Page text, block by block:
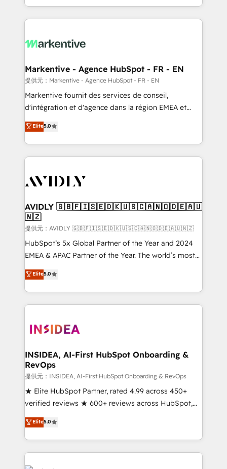
か？ ✓ HubSpot Eliteパートナー認定 ✓ HubSpotアワ
ード受賞・HUGリーダー ✓ ISO27001:2022 /
HubSpot大百科 出版 CRM・AI活用に関するご相談、現
せください。
Loop Marketing framework through expert-led
services, smart agents, and purpose-built apps,
results, fast. ⚙️CRM & RevOps: Align all Hubs to your
🎯Demand Gen & ABM: Drive pipeline with inbound,
ABM, AEO, SEO, & paid media. 👩‍💻Web Design:
Build high-performing websites with UX, messaging,
& conversion strategy that drive results. 🤖AI
AI, & maximize AEO with tailored AI services. 🧩
Integrations: Extend HubSpot with custom
Markentive - Agence HubSpot - FR - EN
提供元：Markentive - Agence HubSpot - FR - EN
Markentive fournit des services de conseil,
d'intégration et d'agence dans la région EMEA et
North America. Avec plus de 115 experts en
marketing automation, Growth, Revops, CRM et
webdesign. Markentive is both a consulting firm, a
digital agency and an integrator. With over 115
CRM and webdesign (We focus on EMEA - USA
Elite5.0
AVIDLY 🇬🇧🇫🇮🇸🇪🇩🇰🇺🇸🇨🇦🇳🇴🇩🇪🇦🇺
🇳🇿
提供元：AVIDLY 🇬🇧🇫🇮🇸🇪🇩🇰🇺🇸🇨🇦🇳🇴🇩🇪🇦🇺🇳🇿
HubSpot’s 5x Global Partner of the Year and 2024
EMEA & APAC Partner of the Year. The world’s most
experienced and fully accredited HubSpot Solutions
Partner. 🚀 With 2,750+ HubSpot projects delivered
and 370+ specialists across EMEA, APAC and NAM,
we de-risk complex CRM programmes and
multi-region migrations to AI-powered automation,
scale. 🏆 HubSpot’s CEO called us “the partner of the
future.” Others agree it is proof of trust built through
measurable impact.
Elite5.0
INSIDEA, AI-First HubSpot Onboarding &
RevOps
提供元：INSIDEA, AI-First HubSpot Onboarding & RevOps
★ Elite HubSpot Partner, rated 4.99 across 450+
verified reviews ★ 600+ reviews across HubSpot,
G2 & Clutch ★ 150+ in-house HubSpot-certified
experts ★ 1,500+ implementations across 25+
countries ★ AI-first, RevOps-led, onboarding-
obsessed INSIDEA helps growing companies turn
HubSpot into a revenue engine. We onboard your
Elite5.0